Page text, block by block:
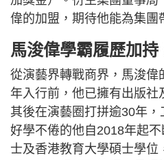
偉的加盟，期待他能為集團
馬浚偉學霸履歷加
從演藝界轉戰商界，馬浚
年入行前，他已擁有出版社
其後在演藝圈打拼逾30年，
好學不倦的他自2018年起
士及香港教育大學碩士學位